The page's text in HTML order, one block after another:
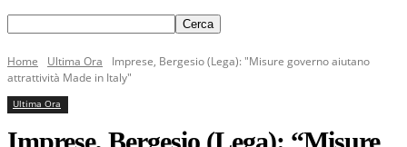
Home Ultima Ora
Imprese, Bergesio (Lega): "Misure governo aiutano
attrattività Made in Italy"
Ultima Ora